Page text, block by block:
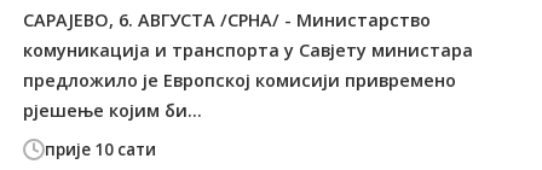
прије 10 сати
САРАЈЕВО, 6. АВГУСTА /СРНА/ - Министарство
комуникација и транспорта у Савјету министара
предложило је Европској комисији привремено
рјешење којим би...